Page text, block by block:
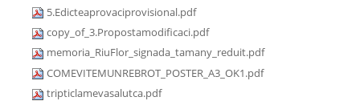
5.Edicteaprovaciprovisional.pdf
copy_of_3.Propostamodificaci.pdf
memoria_RiuFlor_signada_tamany_reduit.pdf
COMEVITEMUNREBROT_POSTER_A3_OK1.pdf
tripticlamevasalutca.pdf